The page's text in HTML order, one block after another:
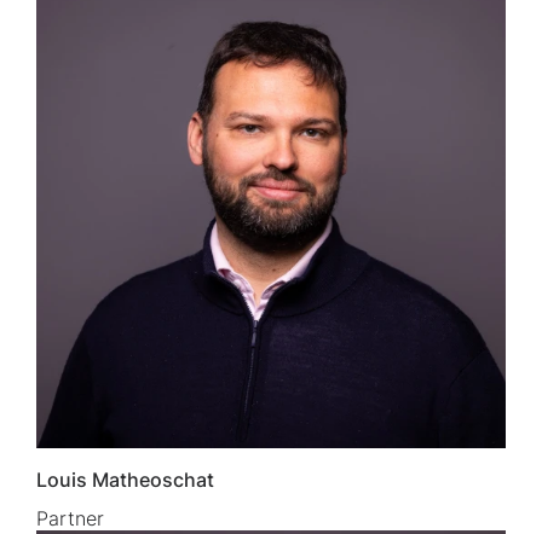
Louis Matheoschat
Partner